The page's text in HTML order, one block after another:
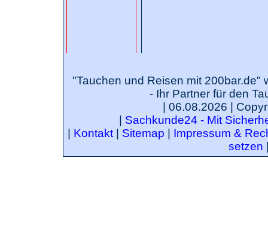
"Tauchen und Reisen mit 200bar.de"
- Ihr Partner für den
| 06.08.2026 |
Sachkunde24 - Mit
Kontakt| Sitemap
Impressum &
setzen